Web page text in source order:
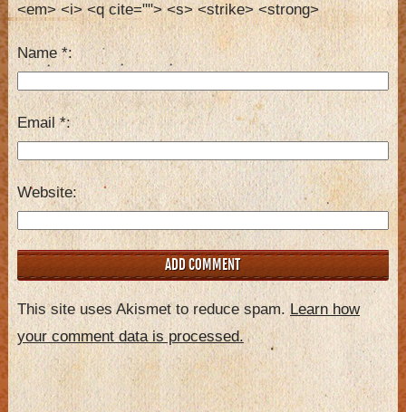
<em> <i> <q cite=""> <s> <strike> <strong>
Name*
Email*
Website
This site uses Akismet to reduce spam. Learn how
your comment data is processed.